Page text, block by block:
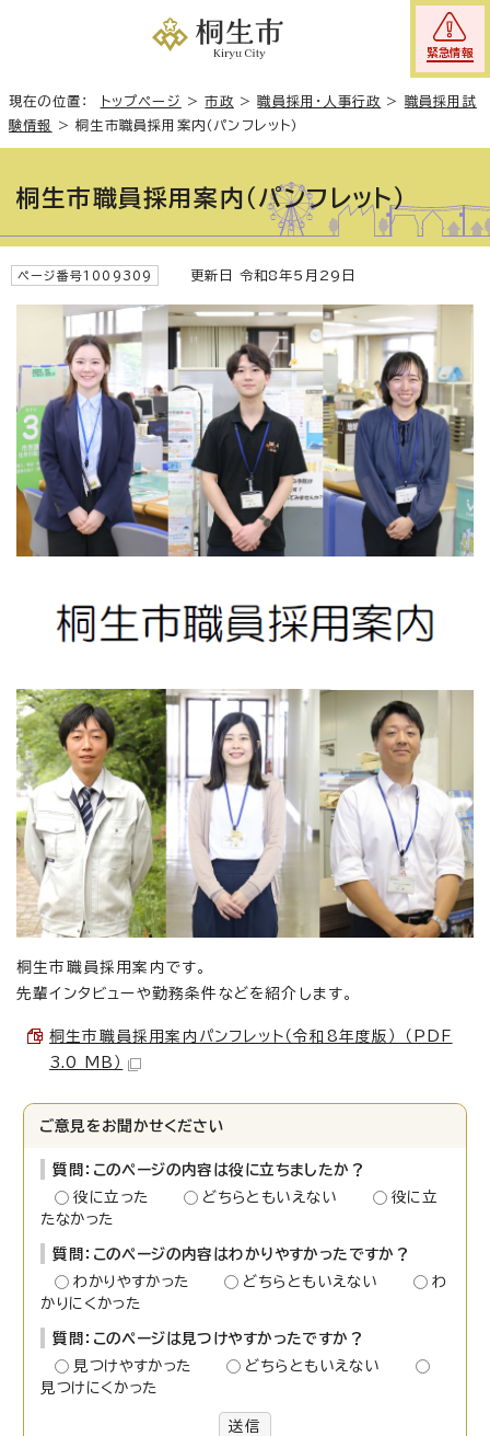
緊急情報
現在の位置： トップページ >市政 >職員採用・人事行政 > 職員採用試
験情報
>桐生市職員採用案内（パンフレット）
桐生市職員採用案内（パンフレット）
ページ番号1009309 更新日 令和8年5月29日
桐生市職員採用案内です。
先輩インタビューや勤務条件などを紹介します。
桐生市職員採用案内パンフレット（令和8年度版） （PDF
3.0 MB）
ご意見をお聞かせください
質問：このページの内容は役に立ちましたか？
役に立った
どちらともいえない
役に立
たなかった
質問：このページの内容はわかりやすかったですか？
わかりやすかった
どちらともいえない
わ
かりにくかった
質問：このページは見つけやすかったですか？
見つけやすかった
どちらともいえない
見つけにくかった
送信